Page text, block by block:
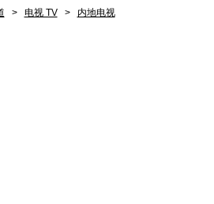
> 电视 TV > 内地电视